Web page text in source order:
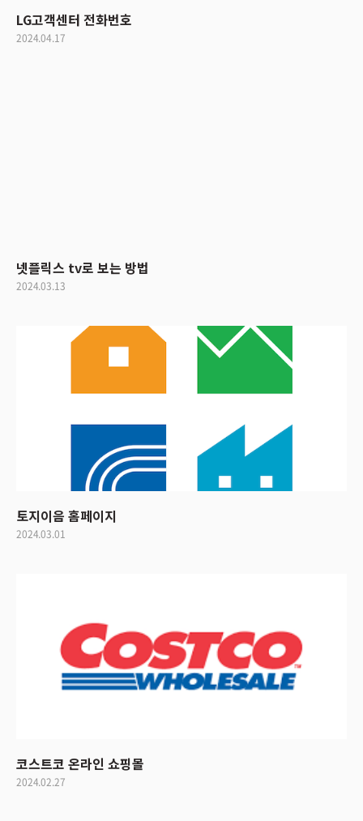
LG고객센터 전화번호
2024.04.17
넷플릭스 tv로 보는 방법
2024.03.13
토지이음 홈페이지
2024.03.01
코스트코 온라인 쇼핑몰
2024.02.27